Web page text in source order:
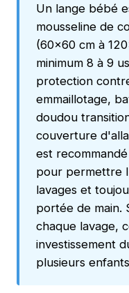
Un lange bébé
mousseline de
(60×60 cm à
minimum 8 à 9
protection
emmaillotage,
doudou
couverture
est
pour permettre
lavages et
portée de main.
chaque lavage,
investissement
plusieurs